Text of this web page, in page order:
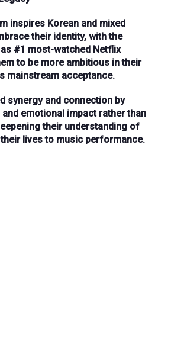
inspires Korean and mixed
their identity, with the
#1 most-watched Netflix
to be more ambitious in their
mainstream acceptance.
synergy and connection by
emotional impactrather than
their understanding of
lives to music performance.